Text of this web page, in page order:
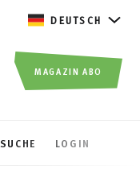
DEUTSCH
SUCHE LOGIN
MAGAZIN ABO